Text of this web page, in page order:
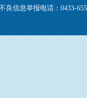
良信息举报电话：0433-